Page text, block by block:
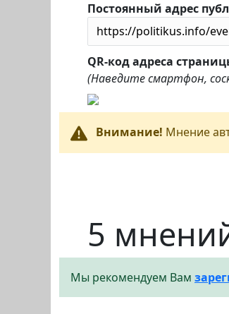
Постоянный адрес
QR-код адреса
(Наведите смартфон,
Внимание! Мнение
5
Мы рекомендуем Вам